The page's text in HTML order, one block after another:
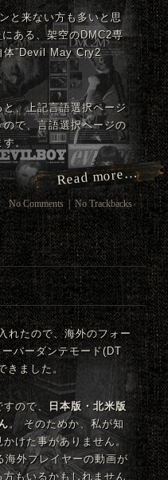
と来ない方も多いと思
にある、架空のDMC2専
体”Devil May Cry2
と、上記言語選択ページ
で、言語選択ページの
す。
Read more…
No Comments | No Trackbacks
れたので、海外のフォー
パーダンテモード(DT
きました。
すので、 日本版・北米版
。 そのためか、私が知
けた事がありません。
海外プレイヤーの動画が
もいるかもしれません